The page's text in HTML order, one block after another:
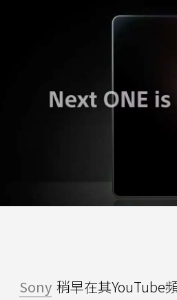
Sony 稍早在其YouTube